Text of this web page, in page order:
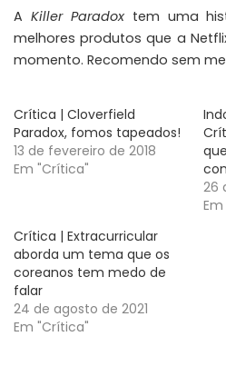
A Killer Paradoxtem uma
melhores produtos que a
momento. Recomendo sem
Crítica | Cloverfield
Paradox, fomos tapeados!
13 de fevereiro de 2018
Em "Crítica"
26
Crítica | Extracurricular
aborda um tema que os
coreanos tem medo de
falar
24 de agosto de 2021
Em "Crítica"